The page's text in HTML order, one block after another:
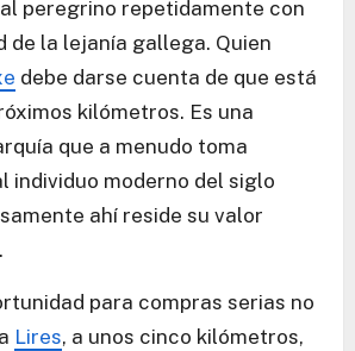
peregrino repetidamente con
de la lejanía gallega. Quien
debe darse cuenta de que está
kilómetros. Es una
que a menudo toma
individuo moderno del siglo
ahí reside su valor
para compras serias no
Lires, a unos cinco kilómetros,